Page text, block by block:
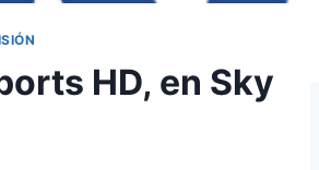
HD, en Sky